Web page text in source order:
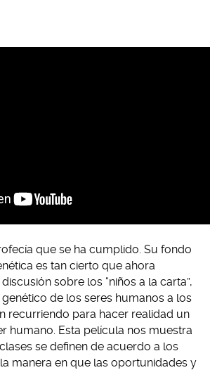
que se ha cumplido. Su fondo
es tan cierto que ahora
sobre los “niños a la carta”,
de los seres humanos a los
recurriendo para hacer realidad un
humano. Esta película nos muestra
se definen de acuerdo a los
la manera en que las oportunidades y